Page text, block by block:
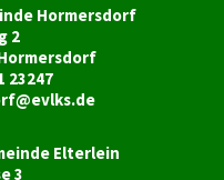
Hormersdorf
2
23247
Elterlein
3